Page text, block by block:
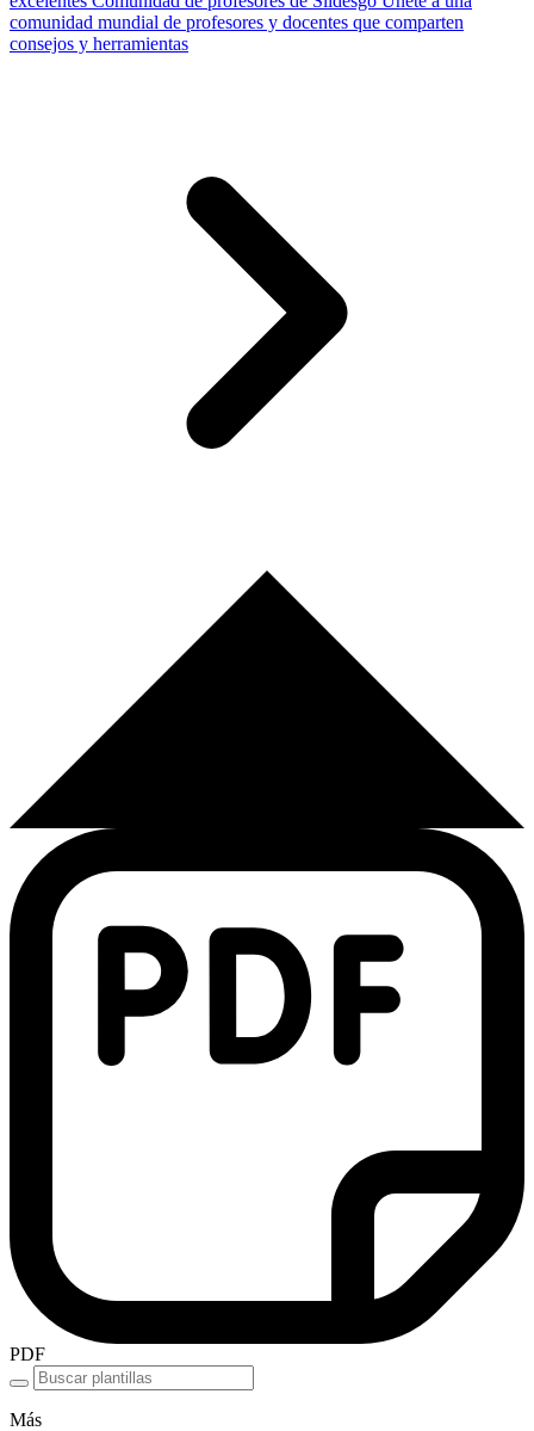
comunidad mundial de profesores y docentes que comparten
consejos y herramientas
PDF
Más